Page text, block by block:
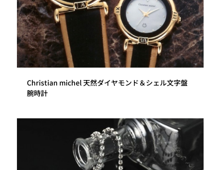
Christian michel 天然ダイヤモンド＆シェル文字盤
腕時計